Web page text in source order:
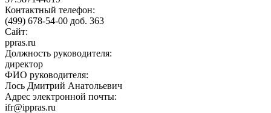
Контактный телефон:
(499) 678-54-00 доб. 363
Сайт:
ppras.ru
Должность руководителя:
директор
ФИО руководителя:
Лось Дмитрий Анатольевич
Адрес электронной почты:
ifr@ippras.ru